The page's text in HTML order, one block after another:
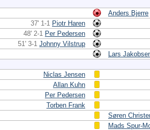
Anders Bjerre
37' 1-1 Piotr Haren
48' 2-1 Per Pedersen
51' 3-1 Johnny Vilstrup
Lars
Niclas Jensen
Allan Kuhn
Per Pedersen
Torben Frank
Søren
Mads Spur-